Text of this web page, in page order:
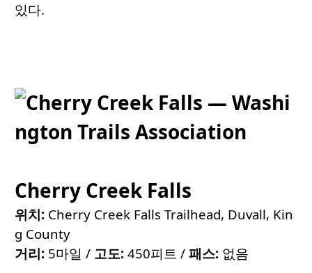
있다.
Cherry Creek Falls
위치: Cherry Creek Falls Trailhead, Duvall, Kin
g County
거리: 5마일 / 고도: 450피트 / 패스: 없음